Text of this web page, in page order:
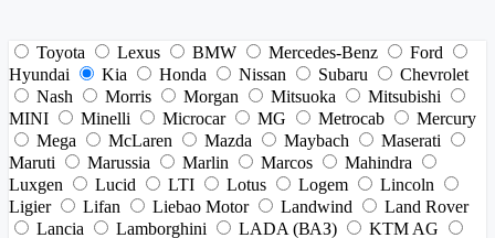
Toyota Lexus BMW Mercedes-Benz
Ford
Hyundai
Kia Honda Nissan Subaru
Chevrolet
Nash
Morris Morgan Mitsuoka
Mitsubishi
MINI
Minelli Microcar MG Metrocab
Mercury
Mega
McLaren Mazda Maybach
Maserati
Maruti
Marussia Marlin Marcos
Mahindra
Luxgen
Lucid LTI Lotus Logem
Lincoln
Ligier
Lifan Liebao Motor Landwind
Land Rover
Lancia
Lamborghini LADA (ВАЗ)
KTM AG